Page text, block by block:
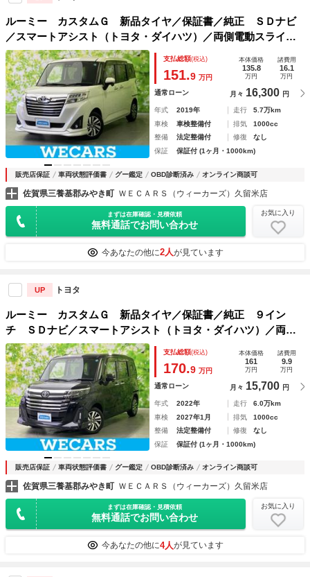
ルーミー カスタムＧ 新品タイヤ／保証書／純正 ＳＤナビ
／スマートアシスト（トヨタ・ダイハツ）／両側電動スライド
ドア／ドライブレコーダー 純正／ヘッドランプ ＬＥＤ／Ｂ
ｌｕｅｔｏｏｔｈ接続／ＥＴＣ／ＥＢＤ付ＡＢＳ
支払総額(税込)
151.9 万円
本体価格
135.8
万円
諸費用
16.1
万円
通常ローン 月々 16,300 円
年式 2019年 走行
5.7万km
車検
車検整備付 排気
1000cc
整備
法定整備付 修復
なし
保証
保証付 (1ヶ月・1000km)
販売店保証 車両状態評価書 グー鑑定 OBD診断済み オンライン商談可
佐賀県三養基郡みやき町 ＷＥＣＡＲＳ（ウィーカーズ）久留米店
まずは在庫確認・見積依頼
無料通話でお問い合わせ
お気に入り
今あなたの他に2人が見ています
UP トヨタ
ルーミー カスタムＧ 新品タイヤ／保証書／純正 ９イン
チ ＳＤナビ／スマートアシスト（トヨタ・ダイハツ）／両側
電動スライドドア／シートヒーター 前席／パノラミックビュ
ーモニター／車線逸脱防止支援システム
支払総額(税込)
170.9 万円
本体価格
161
万円
諸費用
9.9
万円
通常ローン 月々 15,700 円
年式 2022年 走行
6.0万km
車検
2027年1月 排気
1000cc
整備
法定整備付 修復
なし
保証
保証付 (1ヶ月・1000km)
販売店保証 車両状態評価書 グー鑑定 OBD診断済み オンライン商談可
佐賀県三養基郡みやき町 ＷＥＣＡＲＳ（ウィーカーズ）久留米店
まずは在庫確認・見積依頼
無料通話でお問い合わせ
お気に入り
今あなたの他に4人が見ています